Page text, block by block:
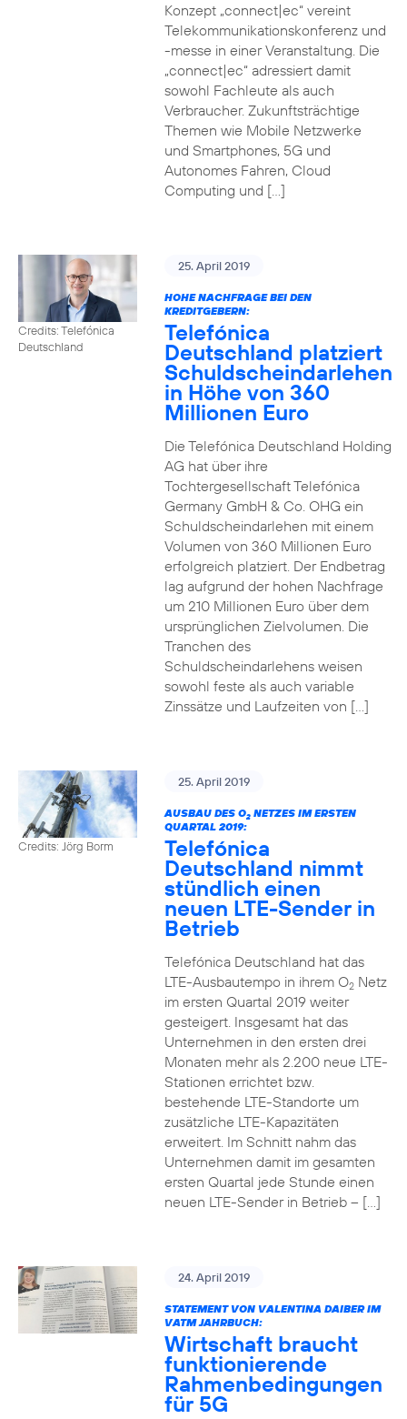
Konzept „connect|ec“ vereint
Telekommunikationskonferenz und
-messe in einer Veranstaltung. Die
„connect|ec“ adressiert damit
sowohl Fachleute als auch
Verbraucher. Zukunftsträchtige
Themen wie Mobile Netzwerke
und Smartphones, 5G und
Autonomes Fahren, Cloud
Computing und […]
Credits: Telefónica
Deutschland
25. April 2019
HOHE NACHFRAGE BEI DEN
KREDITGEBERN:
Telefónica
Deutschland platziert
Schuldscheindarlehen
in Höhe von 360
Millionen Euro
Die Telefónica Deutschland Holding
AG hat über ihre
Tochtergesellschaft Telefónica
Germany GmbH & Co. OHG ein
Schuldscheindarlehen mit einem
Volumen von 360 Millionen Euro
erfolgreich platziert. Der Endbetrag
lag aufgrund der hohen Nachfrage
um 210 Millionen Euro über dem
ursprünglichen Zielvolumen. Die
Tranchen des
Schuldscheindarlehens weisen
sowohl feste als auch variable
Zinssätze und Laufzeiten von […]
Credits: Jörg Borm
25. April 2019
AUSBAU DES O2NETZES IM ERSTEN
QUARTAL 2019:
Telefónica
Deutschland nimmt
stündlich einen
neuen LTE-Sender in
Betrieb
Telefónica Deutschland hat das
LTE-Ausbautempo in ihrem O2Netz
im ersten Quartal 2019 weiter
gesteigert. Insgesamt hat das
Unternehmen in den ersten drei
Monaten mehr als 2.200 neue LTE-
Stationen errichtet bzw.
bestehende LTE-Standorte um
zusätzliche LTE-Kapazitäten
erweitert. Im Schnitt nahm das
Unternehmen damit im gesamten
ersten Quartal jede Stunde einen
neuen LTE-Sender in Betrieb – […]
24. April 2019
STATEMENT VON VALENTINA DAIBER IM
VATM JAHRBUCH:
Wirtschaft braucht
funktionierende
Rahmenbedingungen
für 5G